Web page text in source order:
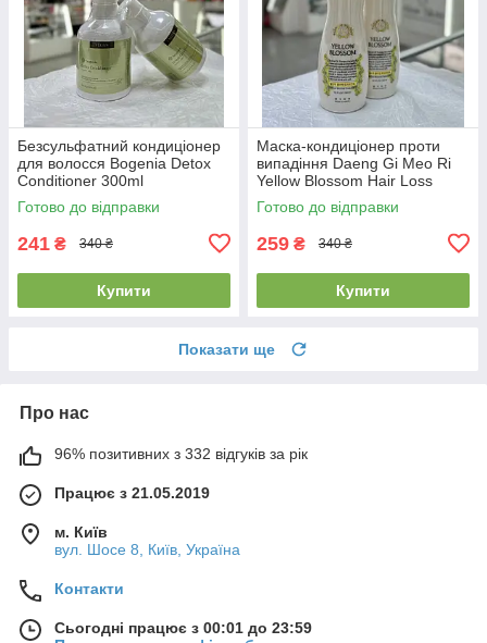
Безсульфатний кондиціонер
для волосся Bogenia Detox
Conditioner 300ml
Готово до відправки
241 ₴ 340 ₴
Купити
Маска-кондиціонер проти
випадіння Daeng Gi Meo Ri
Yellow Blossom Hair Loss
Treatment 300мл
Готово до відправки
259 ₴ 340 ₴
Купити
Показати ще
Про нас
96% позитивних з 332 відгуків за рік
Працює з 21.05.2019
м. Київ
вул. Шосе 8, Київ, Україна
Контакти
Сьогодні працює з 00:01 до 23:59